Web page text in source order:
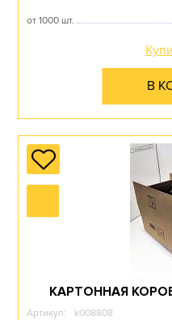
от 1000 шт.
В
КАРТОННАЯ
Артикул: k008808